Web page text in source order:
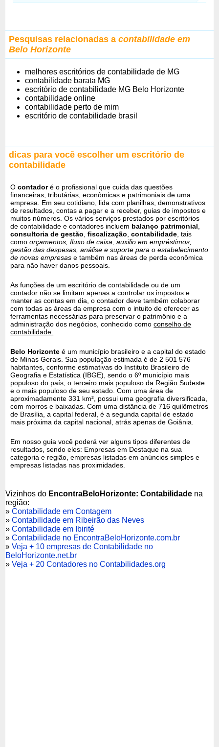
Pesquisas relacionadas acontabilidade em
Belo Horizonte
melhores escritórios de contabilidade de MG
contabilidade barata MG
escritório de contabilidade MG Belo Horizonte
contabilidade online
contabilidade perto de mim
escritório de contabilidade brasil
dicas para você escolher um escritório de
contabilidade
Ocontadoré o profissional que cuida das questões
financeiras, tributárias, econômicas e patrimoniais de uma
empresa. Em seu cotidiano, lida com planilhas, demonstrativos
de resultados, contas a pagar e a receber, guias de impostos e
muitos números. Os vários serviços prestados por escritórios
de contabilidade e contadores incluem balanço patrimonial
consultoria de gestão ,fiscalização ,contabilidade , tais
comoorçamentos, fluxo de caixa, auxilio em empréstimos,
gestão das despesas, análise e suporte para o estabelecimento
de novas empresas e também nas áreas de perda econômica
para não haver danos pessoais.
As funções de um escritório de contabilidade ou de um
contador não se limitam apenas a controlar os impostos e
manter as contas em dia, o contador deve também colaborar
com todas as áreas da empresa com o intuito de oferecer as
ferramentas necessárias para preservar o patrimônio e a
administração dos negócios, conhecido comoconselho de
contabilidade.
Belo Horizonte é um município brasileiro e a capital do estado
de Minas Gerais. Sua população estimada é de 2 501 576
habitantes, conforme estimativas do Instituto Brasileiro de
Geografia e Estatística (IBGE), sendo o 6º município mais
populoso do país, o terceiro mais populoso da Região Sudeste
e o mais populoso de seu estado. Com uma área de
aproximadamente 331 km², possui uma geografia diversificada,
com morros e baixadas. Com uma distância de 716 quilômetros
de Brasília, a capital federal, é a segunda capital de estado
mais próxima da capital nacional, atrás apenas de Goiânia.
Em nosso guia você poderá ver alguns tipos diferentes de
resultados, sendo eles: Empresas em Destaque na sua
categoria e região, empresas listadas em anúncios simples e
empresas listadas nas proximidades.
Vizinhos do EncontraBeloHorizonte: Contabilidade na
região:
»Contabilidade em Contagem
»Contabilidade em Ribeirão das Neves
»Contabilidade em Ibirité
»Contabilidade no EncontraBeloHorizonte.com.br
»Veja + 10 empresas de Contabilidade no
BeloHorizonte.net.br
»Veja + 20 Contadores no Contabilidades.org